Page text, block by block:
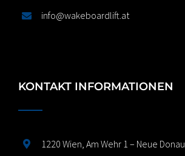
info@wakeboardlift.at
KONTAKT INFORMATIONEN
1220 Wien, Am Wehr 1 – Neue Donau